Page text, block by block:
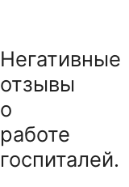
Негативные
отзывы
о
работе
госпиталей.